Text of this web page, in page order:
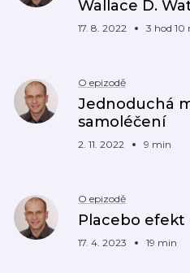
Wallace D.
17. 8. 2022 3 hod 10
O epizodě
Jednoduchá
samoléčení
2. 11. 2022 9 min
O epizodě
Placebo efekt
17. 4. 2023 19 min